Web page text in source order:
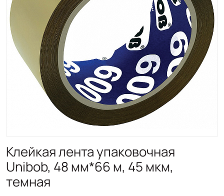
Клейкая лента упаковочная
Unibob, 48 мм*66 м, 45 мкм,
темная